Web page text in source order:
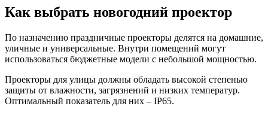
Как выбрать новогодний проектор
По назначению праздничные проекторы делятся на домашние,
уличные и универсальные. Внутри помещений могут
использоваться бюджетные модели с небольшой мощностью.
Проекторы для улицы должны обладать высокой степенью
защиты от влажности, загрязнений и низких температур.
Оптимальный показатель для них – IP65.